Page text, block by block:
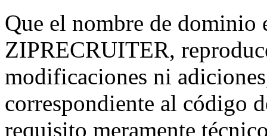
Que el nombre de dominio
ZIPRECRUITER,
modificaciones ni
correspondiente al código
requisito meramente